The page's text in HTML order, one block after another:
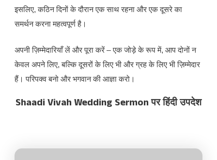
इसलिए, कठिन दिनों के दौरान एक साथ रहना और एक दूसरे का
समर्थन करना महत्वपूर्ण है।
अपनी ज़िम्मेदारियाँ लें और पूरा करें – एक जोड़े के रूप में, आप दोनों न
केवल अपने लिए, बल्कि दूसरों के लिए भी और ग्रह के लिए भी ज़िम्मेदार
हैं। परिपक्व बनो और भगवान की आज्ञा करो।
Shaadi Vivah Wedding Sermon पर हिंदी उपदेश